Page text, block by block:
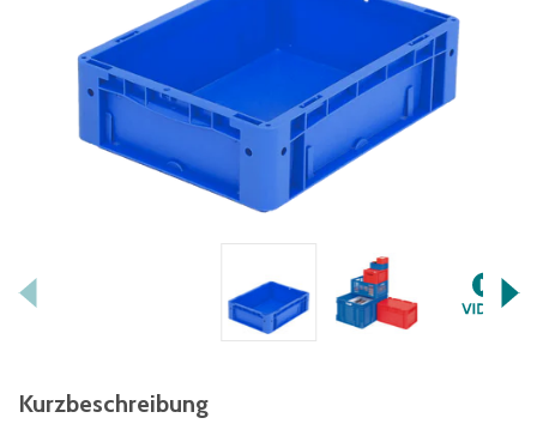
Kurzbeschreibung